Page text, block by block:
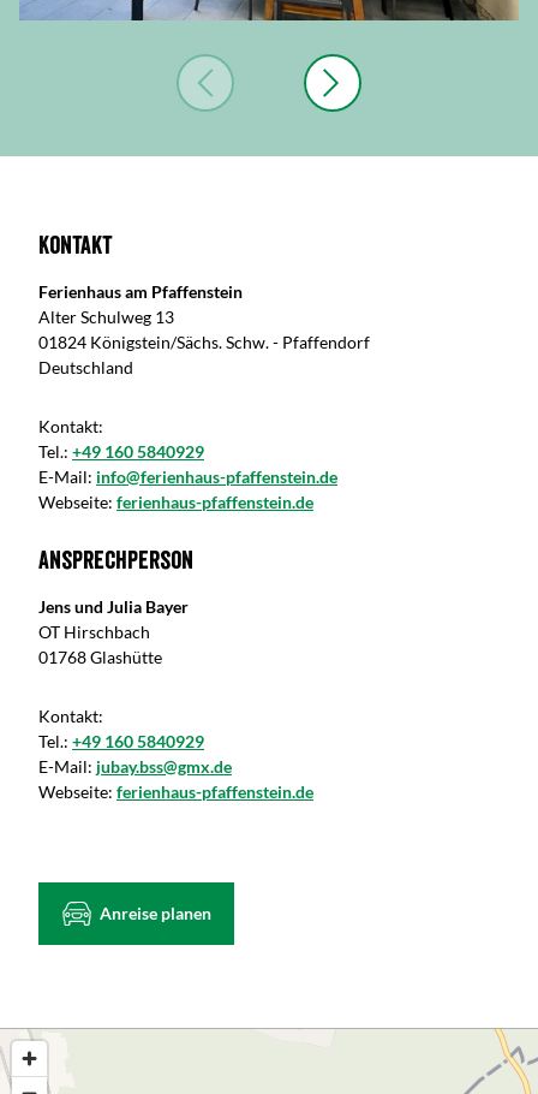
Kontakt
Ferienhaus am Pfaffenstein
Alter Schulweg 13
01824 Königstein/Sächs. Schw. - Pfaffendorf
Deutschland
Kontakt:
Tel.: +49 160 5840929
E-Mail: info@ferienhaus-pfaffenstein.de
Webseite: ferienhaus-pfaffenstein.de
Ansprechperson
Jens und Julia Bayer
OT Hirschbach
01768 Glashütte
Kontakt:
Tel.: +49 160 5840929
E-Mail: jubay.bss@gmx.de
Webseite: ferienhaus-pfaffenstein.de
Anreise planen